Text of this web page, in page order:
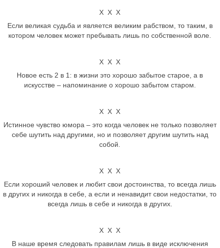
Х Х Х
Если великая судьба и является великим рабством, то таким, в
котором человек может пребывать лишь по собственной воле.
Х Х Х
Новое есть 2 в 1: в жизни это хорошо забытое старое, а в
искусстве – напоминание о хорошо забытом старом.
Х Х Х
Истинное чувство юмора – это когда человек не только позволяет
себе шутить над другими, но и позволяет другим шутить над
собой.
Х Х Х
Если хороший человек и любит свои достоинства, то всегда лишь
в других и никогда в себе, а если и ненавидит свои недостатки, то
всегда лишь в себе и никогда в других.
Х Х Х
В наше время следовать правилам лишь в виде исключения